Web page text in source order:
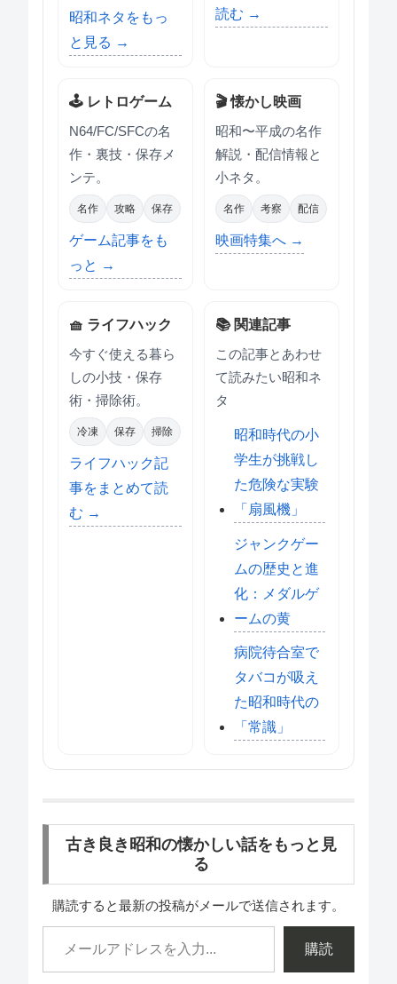
昭和ネタをもっ
と見る →
読む →
🕹 レトロゲーム
N64/FC/SFCの名
作・裏技・保存メ
ンテ。
名作 攻略 保存
ゲーム記事をも
っと →
🎬 懐かし映画
昭和〜平成の名作
解説・配信情報と
小ネタ。
名作 考察 配信
映画特集へ →
🧺 ライフハック
今すぐ使える暮ら
しの小技・保存
術・掃除術。
冷凍 保存 掃除
ライフハック記
事をまとめて読
む →
📚 関連記事
この記事とあわせ
て読みたい昭和ネ
タ
昭和時代の小
学生が挑戦し
た危険な実験
「扇風機」
ジャンクゲー
ムの歴史と進
化：メダルゲ
ームの黄
病院待合室で
タバコが吸え
た昭和時代の
「常識」
古き良き昭和の懐かしい話をもっと見
る
購読すると最新の投稿がメールで送信されます。
購読